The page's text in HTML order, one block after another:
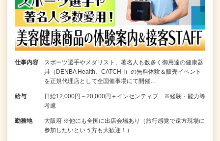
仕事内容
スポーツ選手やメダリスト、著名人も数多く御用達の健康器
具（DENBA Health、CATCH-I）の無料体験＆販売イベント
を正規代理店として全国催事場にて開催…
給与
日給12,000円～20,000円＋インセンティブ ※経験・能力等
考慮
勤務地
大阪府 ※他にも全国に出店会場あり（旅行感覚で遠方現場に
参加したいという方も大歓迎！）